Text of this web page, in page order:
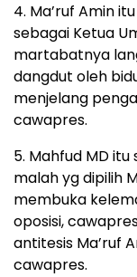
4. Ma’ruf Amin
sebagai Ketua
martabatnya
dangdut oleh
menjelang
cawapres.
5. Mahfud MD
malah yg dipilih
membuka
oposisi,
antitesis Ma’ruf
cawapres.